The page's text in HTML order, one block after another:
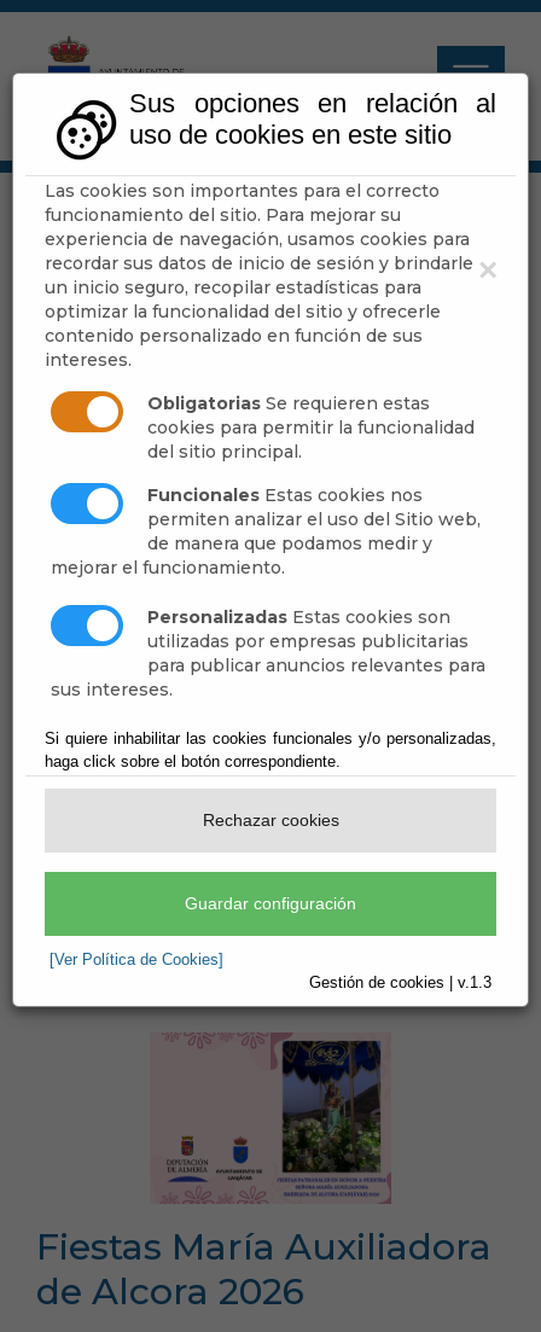
×
Sus opciones en relación al
uso de cookies en este sitio
Las cookies son importantes para el correcto
funcionamiento del sitio. Para mejorar su
experiencia de navegación, usamos cookies para
recordar sus datos de inicio de sesión y brindarle
un inicio seguro, recopilar estadísticas para
optimizar la funcionalidad del sitio y ofrecerle
contenido personalizado en función de sus
intereses.
Obligatorias Se requieren estas
cookies para permitir la funcionalidad
del sitio principal.
Funcionales Estas cookies nos
permiten analizar el uso del Sitio web,
de manera que podamos medir y
mejorar el funcionamiento.
Personalizadas Estas cookies son
utilizadas por empresas publicitarias
para publicar anuncios relevantes para
sus intereses.
Si quiere inhabilitar las cookies funcionales y/o personalizadas,
haga click sobre el botón correspondiente.
Rechazar cookies
Guardar configuración
[Ver Política de Cookies]
Gestión de cookies | v.1.3
Agenda
Escuchar
Programación de verano
en Canjáyar 2026
Del:18/06/2026Hasta:18/06/2026
CanjáyarPeriodo:06 - Junio, 07 -
Julio, 08 - Agosto, 09 - SeptiembreTipo:
Arte y Cultura
Fiestas María Auxiliadora
de Alcora 2026